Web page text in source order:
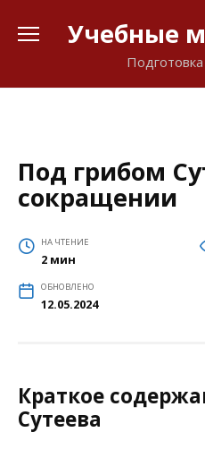
Учебные
Под грибом
сокращении
НА ЧТЕНИЕ
2 мин
ОБНОВЛЕНО
12.05.2024
Краткое
Сутеева